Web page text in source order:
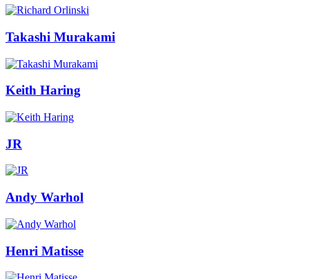
Takashi Murakami
Keith Haring
JR
Andy Warhol
Henri Matisse